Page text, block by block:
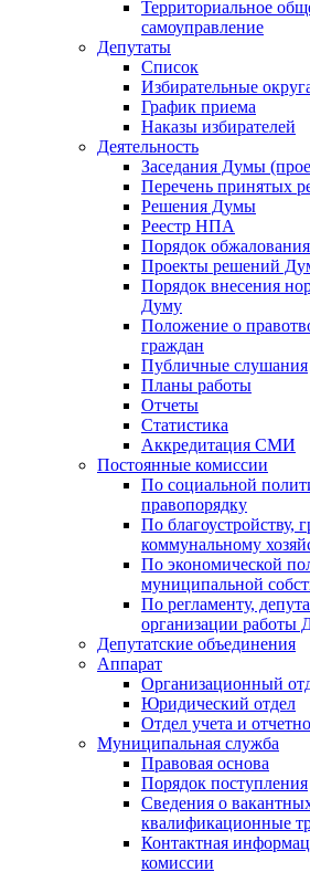
Территориальное
самоуправление
Депутаты
Список
Избирательные
График приема
Наказы избирателей
Деятельность
Заседания Думы
Перечень принятых
Решения Думы
Реестр НПА
Порядок
Проекты решений
Порядок внесения
Думу
Положение о
граждан
Публичные слушания
Планы работы
Отчеты
Статистика
Аккредитация СМИ
Постоянные комиссии
По социальной
правопорядку
По благоустройству,
коммунальному
По экономической
муниципальной
По регламенту,
организации работы
Депутатские объединения
Аппарат
Организационный
Юридический отдел
Отдел учета и
Муниципальная служба
Правовая основа
Порядок поступления
Сведения о
квалификационные
Контактная
комиссии